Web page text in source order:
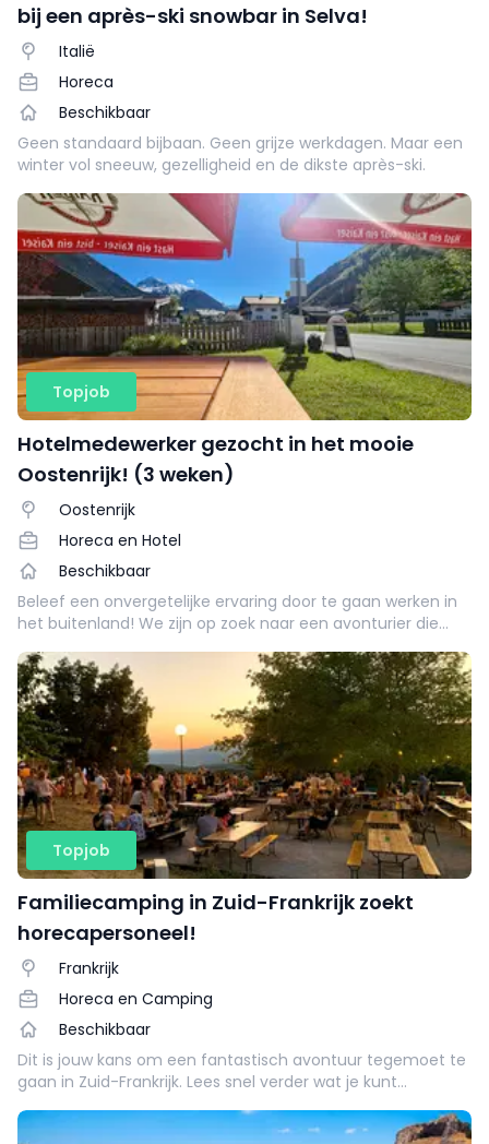
bij een après-ski snowbar in Selva!
Italië
Horeca
Beschikbaar
Geen standaard bijbaan. Geen grijze werkdagen. Maar een
winter vol sneeuw, gezelligheid en de dikste après-ski.
Topjob
Hotelmedewerker gezocht in het mooie
Oostenrijk! (3 weken)
Oostenrijk
Horeca en Hotel
Beschikbaar
Beleef een onvergetelijke ervaring door te gaan werken in
het buitenland! We zijn op zoek naar een avonturier die
baan in een schitterende omgeving! Daarnaast kun jij
doorgroeien tot een managementfunctie. Blijf enthousiast
en lees snel verder om te kijken wat je kunt verwachten.
Topjob
Familiecamping in Zuid-Frankrijk zoekt
horecapersoneel!
Frankrijk
Horeca en Camping
Beschikbaar
Dit is jouw kans om een fantastisch avontuur tegemoet te
gaan in Zuid-Frankrijk. Lees snel verder wat je kunt